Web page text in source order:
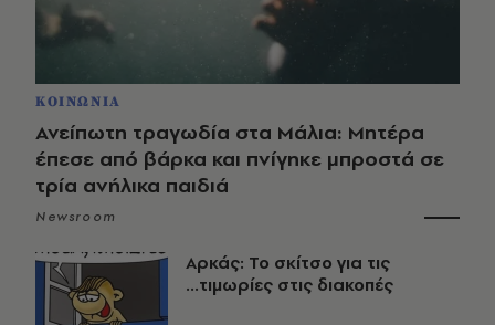
ΚΟΙΝΩΝΙΑ
Ανείπωτη τραγωδία στα Μάλια: Μητέρα
έπεσε από βάρκα και πνίγηκε μπροστά σε
τρία ανήλικα παιδιά
Newsroom
Αρκάς: Το σκίτσο για τις
...τιμωρίες στις διακοπές